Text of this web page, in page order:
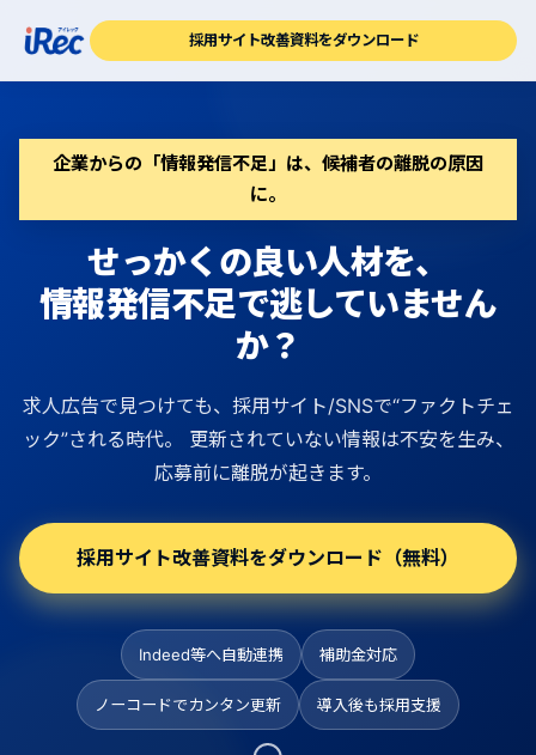
採用サイト改善資料をダウンロード
企業からの「情報発信不足」は、候補者の離脱の原因
に。
せっかくの良い人材を、
情報発信不足で逃していません
か？
求人広告で見つけても、採用サイト/SNSで“ファクトチェ
ック”される時代。
更新されていない情報は不安を生み、
応募前に離脱が起きます。
採用サイト改善資料をダウンロード（無料）
Indeed等へ自動連携 補助金対応
ノーコードでカンタン更新 導入後も採用支援